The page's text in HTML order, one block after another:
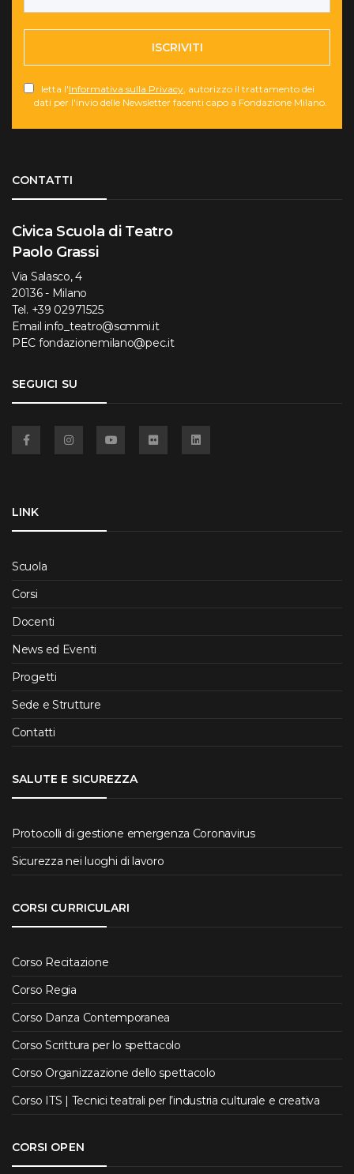
ISCRIVITI
letta l'Informativa sulla Privacy , autorizzo il trattamento dei
dati per l'invio delle Newsletter facenti capo a Fondazione Milano.
CONTATTI
Civica Scuola di Teatro
Paolo Grassi
Via Salasco, 4
20136 - Milano
Tel. +39 02971525
Email info_teatro@scmmi.it
PEC fondazionemilano@pec.it
SEGUICI SU
LINK
Scuola
Corsi
Docenti
News ed Eventi
Progetti
Sede e Strutture
Contatti
SALUTE E SICUREZZA
Protocolli di gestione emergenza Coronavirus
Sicurezza nei luoghi di lavoro
CORSI CURRICULARI
Corso Recitazione
Corso Regia
Corso Danza Contemporanea
Corso Scrittura per lo spettacolo
Corso Organizzazione dello spettacolo
Corso ITS | Tecnici teatrali per l’industria culturale e creativa
CORSI OPEN